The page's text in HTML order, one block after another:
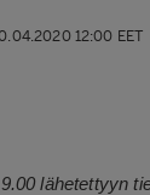
12:00 EET
lähetettyyn